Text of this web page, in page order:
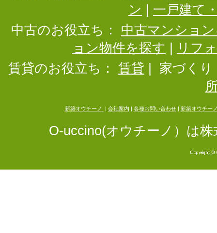
ン
一戸建て
中古のお役立ち：
中古マンショ
ョン物件を探す
リフ
賃貸のお役立ち：
賃貸
家づくり
新築オウチーノ 会社案内 各種お問い合わせ| 新築オウチー
O-uccino(オウチーノ）は